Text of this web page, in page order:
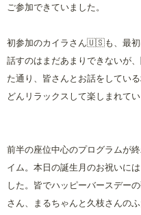
ご参加できていました。
初参加のカイラさん🇺🇸も、最初
話すのはまだあまりできないが
た通り、皆さんとお話をしてい
どんリラックスして楽しまれてい
前半の座位中心のプログラムが
イム。本日の誕生月のお祝いに
した。皆でハッピーバースデー
さん、まるちゃんと久枝さんの